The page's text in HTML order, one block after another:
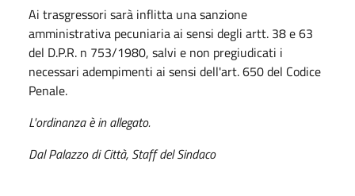
Ai trasgressori sarà inflitta una sanzione
amministrativa pecuniaria ai sensi degli artt. 38 e 63
del D.P.R. n 753/1980, salvi e non pregiudicati i
necessari adempimenti ai sensi dell'art. 650 del Codice
Penale.
L'ordinanza è in allegato.
Dal Palazzo di Città, Staff del Sindaco